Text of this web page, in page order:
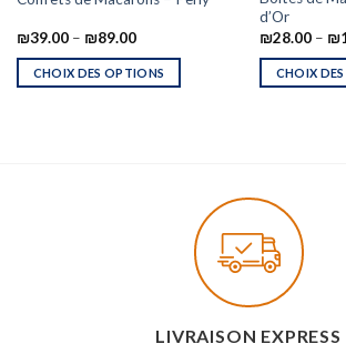
₪39.00– ₪89.00
CHOIX DES OPTIONS
d’Or
₪28.00– ₪
CHOIX
LIVRAISON EXPRESS